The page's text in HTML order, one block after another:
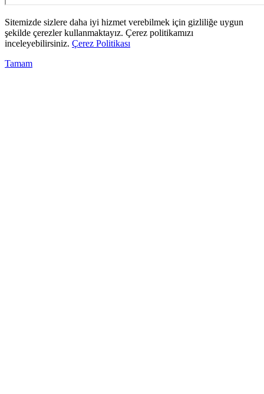
Sitemizde sizlere daha iyi hizmet verebilmek için gizliliğe uygun
şekilde çerezler kullanmaktayız. Çerez politikamızı
inceleyebilirsiniz. Çerez Politikası
Tamam